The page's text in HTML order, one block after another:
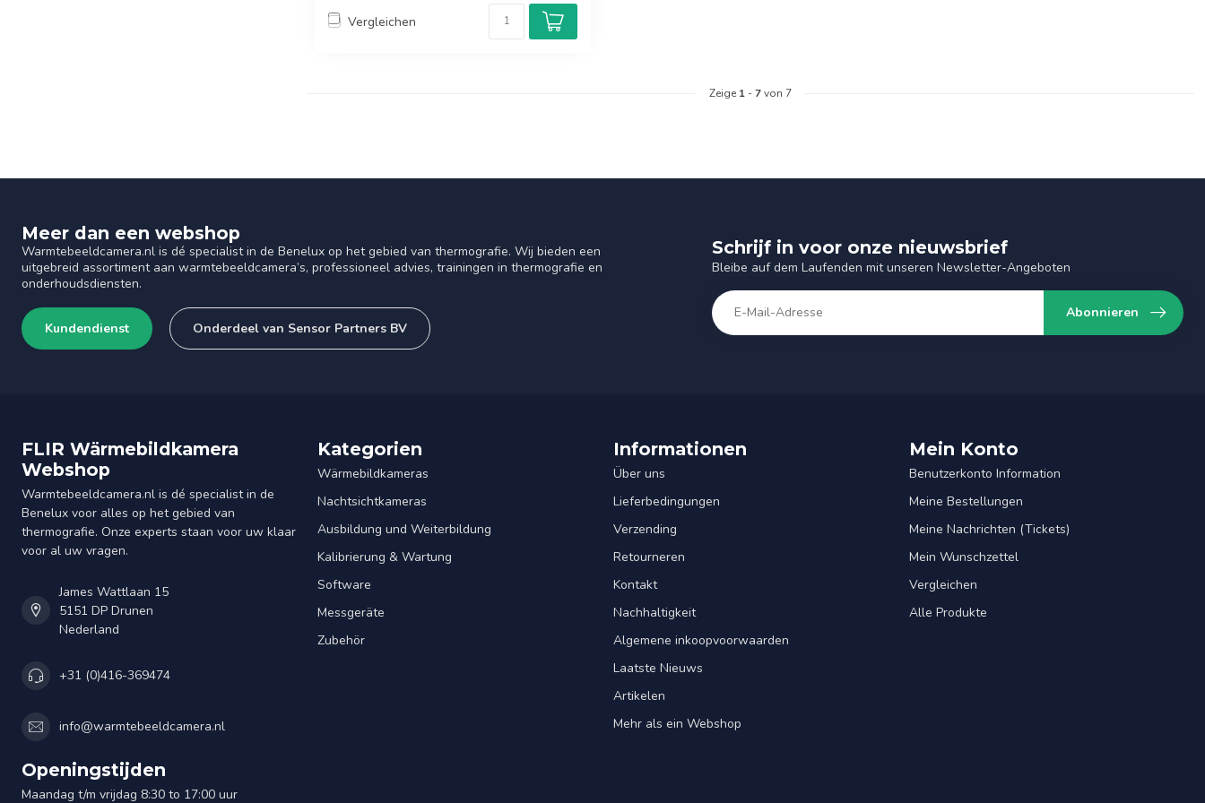
Vergleichen
Zeige 1 -7von 7
Meer dan een webshop
Warmtebeeldcamera.nl is dé specialist in de Benelux op het gebied van thermografie. Wij bieden een
uitgebreid assortiment aan warmtebeeldcamera’s, professioneel advies, trainingen in thermografie en
onderhoudsdiensten.
Kundendienst Onderdeel van Sensor Partners BV
Schrijf in voor onze nieuwsbrief
Bleibe auf dem Laufenden mit unseren Newsletter-Angeboten
Abonnieren
FLIR Wärmebildkamera
Webshop
Warmtebeeldcamera.nl is dé specialist in de
Benelux voor alles op het gebied van
thermografie. Onze experts staan voor uw klaar
voor al uw vragen.
James Wattlaan 15
5151 DP Drunen
Nederland
+31 (0)416-369474
info@warmtebeeldcamera.nl
Openingstijden
Maandag t/m vrijdag 8:30 to 17:00 uur
Kategorien
Wärmebildkameras
Nachtsichtkameras
Ausbildung und Weiterbildung
Kalibrierung & Wartung
Software
Messgeräte
Zubehör
Informationen
Über uns
Lieferbedingungen
Verzending
Retourneren
Kontakt
Nachhaltigkeit
Algemene inkoopvoorwaarden
Laatste Nieuws
Artikelen
Mehr als ein Webshop
Mein Konto
Benutzerkonto Information
Meine Bestellungen
Meine Nachrichten (Tickets)
Mein Wunschzettel
Vergleichen
Alle Produkte